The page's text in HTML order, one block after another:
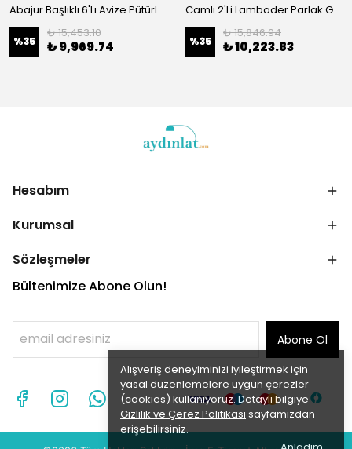
Alışveriş deneyiminizi iyileştirmek için
yasal düzenlemelere uygun çerezler
(cookies) kullanıyoruz. Detaylı bilgiye
Gizlilik ve Çerez Politikası sayfamızdan
erişebilirsiniz.
Abajur Başlıklı 6'Lı Avize Pütürlü Siyah 3012
%35
₺ 15,453.10
₺ 9,969.74
Camlı 2'Li Lambader Parlak Gold Pütürlü Siyah 13766
%35
₺ 15,846.94
₺ 10,223.83
Hesabım
Kurumsal
Sözleşmeler
Bültenimize Abone Olun!
Abone Ol